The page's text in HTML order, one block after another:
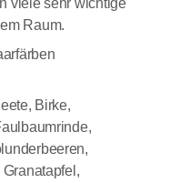
Raum.
Birke,